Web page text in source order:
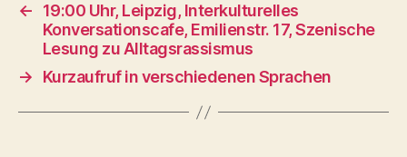
←
19:00 Uhr, Leipzig, Interkulturelles
Konversationscafe, Emilienstr. 17, Szenische
Lesung zu Alltagsrassismus
→
Kurzaufruf in verschiedenen Sprachen